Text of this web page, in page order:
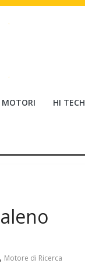
MOTORI HI TECH
, Motore di Ricerca